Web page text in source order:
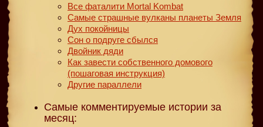
Все фаталити Mortal Kombat
Самые страшные вулканы планеты Земля
Дух покойницы
Сон о подруге сбылся
Двойник дяди
Как завести собственного домового
(пошаговая инструкция)
Другие параллели
Самые комментируемые истории за
месяц: